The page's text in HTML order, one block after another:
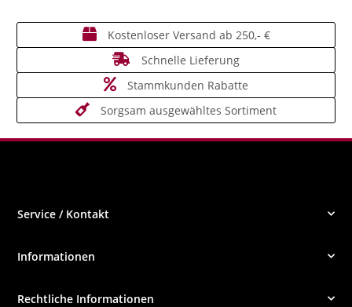
Kostenloser Versand ab 250,- €
Schnelle Lieferung
Stammkunden Rabatte
Sorgsam ausgewähltes Sortiment
Service / Kontakt
Informationen
Rechtliche Informationen